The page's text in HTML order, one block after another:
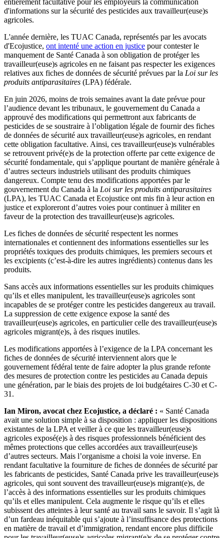
d'informations sur la sécurité des pesticides aux travailleur(euse)s
agricoles.
L'année dernière, les TUAC Canada, représentés par les avocats
d'Ecojustice, ont intenté une action en justice pour contester le
manquement de Santé Canada à son obligation de protéger les
travailleur(euse)s agricoles en ne faisant pas respecter les exigences
relatives aux fiches de données de sécurité prévues par la Loi sur les
produits antiparasitaires (LPA) fédérale.
En juin 2026, moins de trois semaines avant la date prévue pour
l’audience devant les tribunaux, le gouvernement du Canada a
approuvé des modifications qui permettront aux fabricants de
pesticides de se soustraire à l’obligation légale de fournir des fiches
de données de sécurité aux travailleur(euse)s agricoles, en rendant
cette obligation facultative. Ainsi, ces travailleur(euse)s vulnérables
se retrouvent privé(e)s de la protection offerte par cette exigence de
sécurité fondamentale, qui s’applique pourtant de manière générale à
d’autres secteurs industriels utilisant des produits chimiques
dangereux. Compte tenu des modifications apportées par le
gouvernement du Canada à la Loi sur les produits antiparasitaires
(LPA), les TUAC Canada et Ecojustice ont mis fin à leur action en
justice et exploreront d’autres voies pour continuer à militer en
faveur de la protection des travailleur(euse)s agricoles.
Les fiches de données de sécurité respectent les normes
internationales et contiennent des informations essentielles sur les
propriétés toxiques des produits chimiques, les premiers secours et
les excipients (c’est-à-dire les autres ingrédients) contenus dans les
produits.
Sans accès aux informations essentielles sur les produits chimiques
qu’ils et elles manipulent, les travailleur(euse)s agricoles sont
incapables de se protéger contre les pesticides dangereux au travail.
La suppression de cette exigence expose la santé des
travailleur(euse)s agricoles, en particulier celle des travailleur(euse)s
agricoles migrant(e)s, à des risques inutiles.
Les modifications apportées à l’exigence de la LPA concernant les
fiches de données de sécurité interviennent alors que le
gouvernement fédéral tente de faire adopter la plus grande refonte
des mesures de protection contre les pesticides au Canada depuis
une génération, par le biais des projets de loi budgétaires C-30 et C-
31.
Ian Miron, avocat chez Ecojustice, a déclaré : « Santé Canada
avait une solution simple à sa disposition : appliquer les dispositions
existantes de la LPA et veiller à ce que les travailleur(euse)s
agricoles exposé(e)s à des risques professionnels bénéficient des
mêmes protections que celles accordées aux travailleur(euse)s
d’autres secteurs. Mais l’organisme a choisi la voie inverse. En
rendant facultative la fourniture de fiches de données de sécurité par
les fabricants de pesticides, Santé Canada prive les travailleur(euse)s
agricoles, qui sont souvent des travailleur(euse)s migrant(e)s, de
l’accès à des informations essentielles sur les produits chimiques
qu’ils et elles manipulent. Cela augmente le risque qu’ils et elles
subissent des atteintes à leur santé au travail sans le savoir. Il s’agit là
d’un fardeau inéquitable qui s’ajoute à l’insuffisance des protections
en matière de travail et d’immigration, rendant encore plus difficile